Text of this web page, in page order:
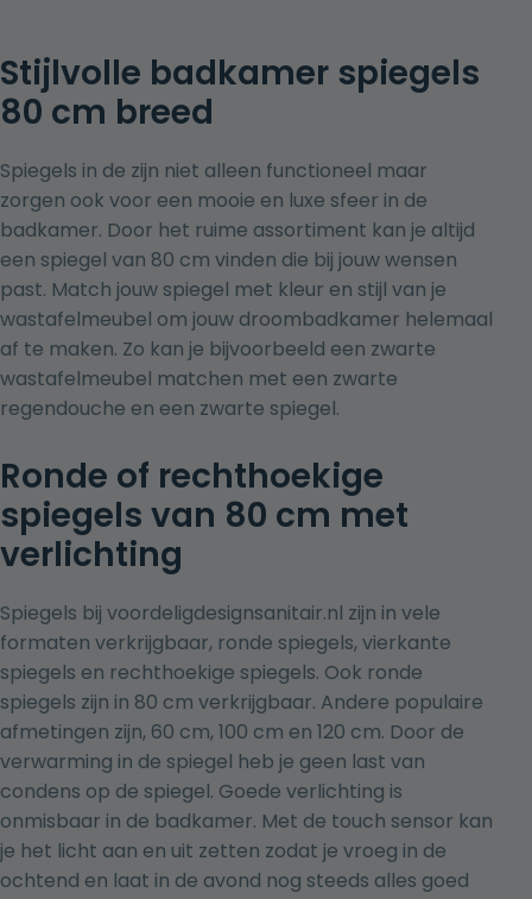
Stijlvolle badkamer spiegels
80 cm breed
Spiegels in de zijn niet alleen functioneel maar
zorgen ook voor een mooie en luxe sfeer in de
badkamer. Door het ruime assortiment kan je altijd
een spiegel van 80 cm vinden die bij jouw wensen
past. Match jouw spiegel met kleur en stijl van je
wastafelmeubel om jouw droombadkamer helemaal
af te maken. Zo kan je bijvoorbeeld een zwarte
wastafelmeubel matchen met een zwarte
regendouche en een zwarte spiegel.
Ronde of rechthoekige
spiegels van 80 cm met
verlichting
Spiegels bij voordeligdesignsanitair.nl zijn in vele
formaten verkrijgbaar, ronde spiegels, vierkante
spiegels en rechthoekige spiegels. Ook ronde
spiegels zijn in 80 cm verkrijgbaar. Andere populaire
afmetingen zijn, 60 cm, 100 cm en 120 cm. Door de
verwarming in de spiegel heb je geen last van
condens op de spiegel. Goede verlichting is
onmisbaar in de badkamer. Met de touch sensor kan
je het licht aan en uit zetten zodat je vroeg in de
ochtend en laat in de avond nog steeds alles goed